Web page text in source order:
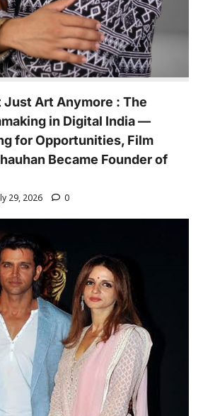
Just Art Anymore : The
in Digital India —
for Opportunities, Film
Became Founder of
29, 2026 0